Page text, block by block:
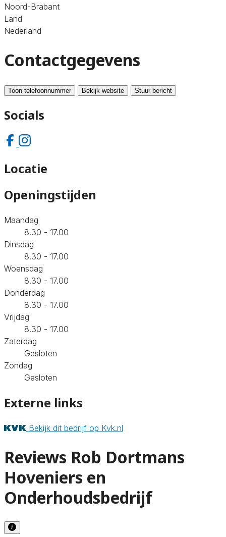
Noord-Brabant
Land
Nederland
Contactgegevens
Toon telefoonnummer Bekijk website Stuur bericht
Socials
Locatie
Openingstijden
Maandag
8.30 - 17.00
Dinsdag
8.30 - 17.00
Woensdag
8.30 - 17.00
Donderdag
8.30 - 17.00
Vrijdag
8.30 - 17.00
Zaterdag
Gesloten
Zondag
Gesloten
Externe links
Bekijk dit bedrijf op Kvk.nl
Reviews Rob Dortmans
Hoveniers en
Onderhoudsbedrijf